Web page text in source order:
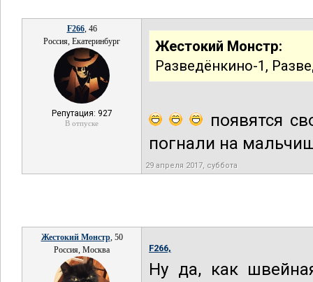
F266, 46
Россия, Екатеринбург
Репутация: 927
В отпуске
Жестокий Монстр:
Разведёнкино-1,
появятся
погнали на
29 апреля 2017, суббота
Жестокий Монстр, 50
Россия, Москва
F266,
Ну да, как